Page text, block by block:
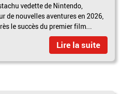
vedette de Nintendo,
de nouvelles aventures en 2026,
le succès du premier film...
Lire la suite